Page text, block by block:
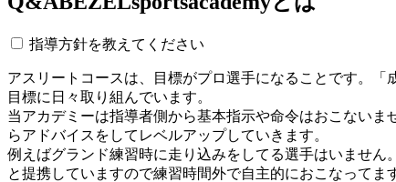
指導方針を教えてください
アスリートコースは、目標がプロ選手になることです。
目標に日々取り組んでいます。
当アカデミーは指導者側から基本指示や命令はおこない
らアドバイスをしてレベルアップしていきます。
例えばグランド練習時に走り込みをしてる選手はいませ
と提携していますので練習時間外で自主的におこなってま